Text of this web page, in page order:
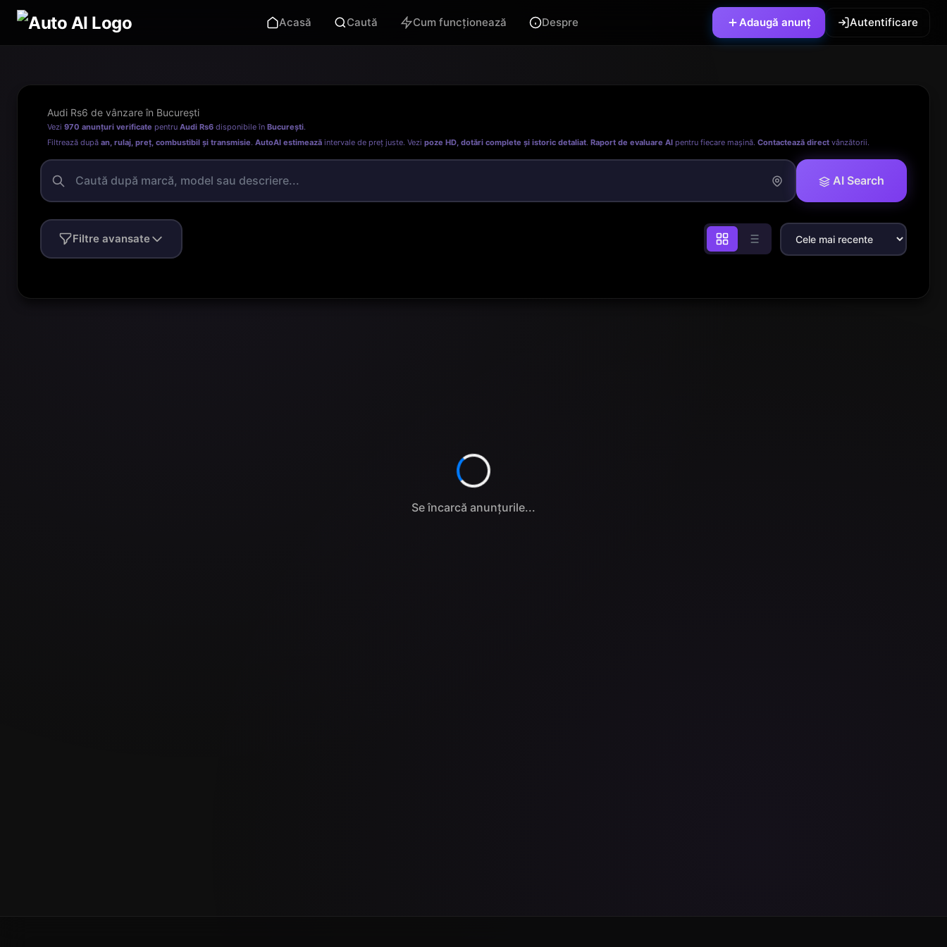
Acasă Caută Cum funcționează Despre Adaugă anunț Autentificare
Audi Rs6 de vânzare în București
Vezi 970 anunțuri verificate pentru Audi Rs6 disponibile în București.
Filtrează după an, rulaj, preț, combustibil și transmisie. AutoAI estimează intervale de preț juste. Vezi poze HD, dotări complete și istoric detaliat. Raport de evaluare AI pentru fiecare mașină. Contactează direct vânzătorii.
AI Search
Filtre avansate
Se încarcă anunțurile...